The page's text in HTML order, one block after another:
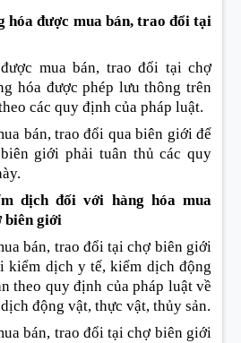
hóa được mua bán, trao đổi tại
mua bán, trao đổi tại chợ
hóa được phép lưu thông trên
các quy định của pháp luật.
bán, trao đổi qua biên giới để
giới phải tuân thủ các quy
dịch đối với hàng hóa mua
biên giới
bán, trao đổi tại chợ biên giới
kiểm dịch y tế, kiểm dịch động
theo quy định của pháp luật về
động vật, thực vật, thủy sản.
bán, trao đổi tại chợ biên giới